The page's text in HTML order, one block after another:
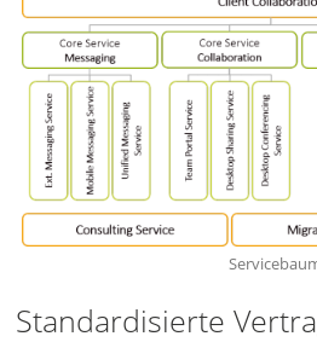
Standardisierte